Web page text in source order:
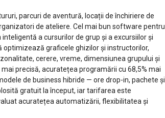
parcuri de aventură, locații de închiriere de
de ateliere. Cel mai bun software pentru
a cursurilor de grup și a excursiilor și
graficele ghizilor și instructorilor,
cerere, vreme, dimensiunea grupului și
precisă, acuratețea programării cu 68,5% mai
de business hibride — ore drop-in, pachete și
gratuit la început, iar tarifarea este
acuratețea automatizării, flexibilitatea și